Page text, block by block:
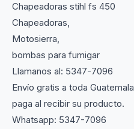
Chapeadoras stihl fs 450
Chapeadoras,
Motosierra,
bombas para fumigar
Llamanos al: 5347-7096
Envío gratis a toda Guatemala
paga al recibir su producto.
Whatsapp: 5347-7096